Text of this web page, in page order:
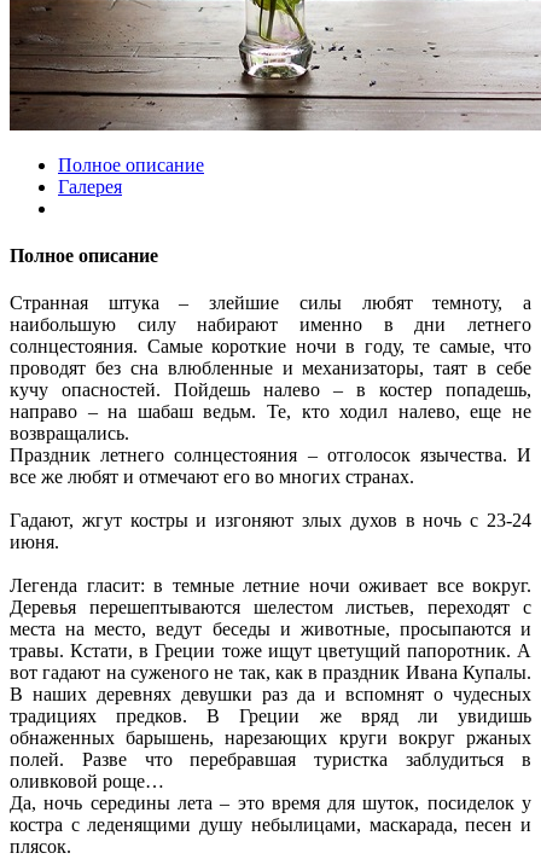
Полное описание
Галерея
Полное описание
Странная штука – злейшие силы любят темноту, а
наибольшую силу набирают именно в дни летнего
солнцестояния. Самые короткие ночи в году, те самые, что
проводят без сна влюбленные и механизаторы, таят в себе
кучу опасностей. Пойдешь налево – в костер попадешь,
направо – на шабаш ведьм. Те, кто ходил налево, еще не
возвращались.
Праздник летнего солнцестояния – отголосок язычества. И
все же любят и отмечают его во многих странах.
Гадают, жгут костры и изгоняют злых духов в ночь с 23-24
июня.
Легенда гласит: в темные летние ночи оживает все вокруг.
Деревья перешептываются шелестом листьев, переходят с
места на место, ведут беседы и животные, просыпаются и
травы. Кстати, в Греции тоже ищут цветущий папоротник. А
вот гадают на суженого не так, как в праздник Ивана Купалы.
В наших деревнях девушки раз да и вспомнят о чудесных
традициях предков. В Греции же вряд ли увидишь
обнаженных барышень, нарезающих круги вокруг ржаных
полей. Разве что перебравшая туристка заблудиться в
оливковой роще…
Да, ночь середины лета – это время для шуток, посиделок у
костра с леденящими душу небылицами, маскарада, песен и
плясок.